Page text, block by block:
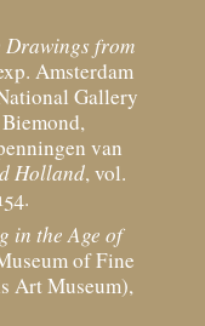
from
Amsterdam
Gallery
van
Holland, vol.
in the Age of
of Fine
Art Museum),